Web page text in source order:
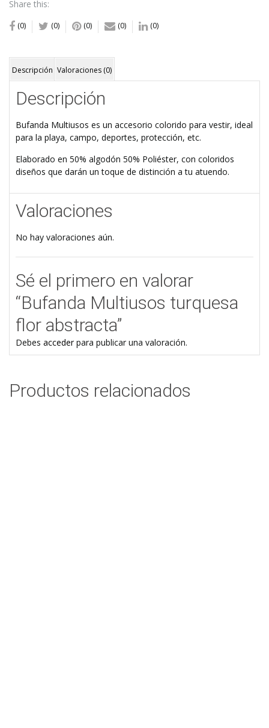
Share this:
(0) (0) (0) (0) (0)
Descripción Valoraciones (0)
Descripción
Bufanda Multiusos es un accesorio colorido para vestir, ideal
para la playa, campo, deportes, protección, etc.
Elaborado en 50% algodón 50% Poliéster, con coloridos
diseños que darán un toque de distinción a tu atuendo.
Valoraciones
No hay valoraciones aún.
Sé el primero en valorar
“Bufanda Multiusos turquesa
flor abstracta”
Debes accederpara publicar una valoración.
Productos relacionados